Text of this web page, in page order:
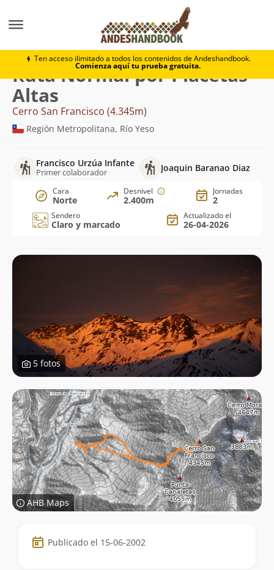
Ten acceso ilimitado a todos los contenidos de Andeshandbook.
Comienza aquí tu prueba gratuita.
Cerro San Francisco
Ruta Normal por Placetas
Altas
Cerro San Francisco (4.345m)
Región Metropolitana, Río Yeso
Francisco Urzúa Infante
Primer colaborador Joaquin Baranao Diaz
Cara
Norte
Desnivel
2.400m
Jornadas
2
Sendero
Claro y marcado
Actualizado el
26-04-2026
5 fotos
AHB Maps
Datos
de
Publicado el 15-06-2002